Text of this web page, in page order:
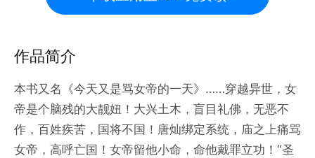
作品简介
本书又名《今天又是骂女帝的一天》……穿越异世，女
帝是个脑残的大靓妞！大兴土木，盲目礼佛，无恶不
作，百姓疾苦，国将不国！唐灿绑定系统，庙之上痛骂
女帝，高呼亡国！女帝留他小命，命他戴罪立功！“圣